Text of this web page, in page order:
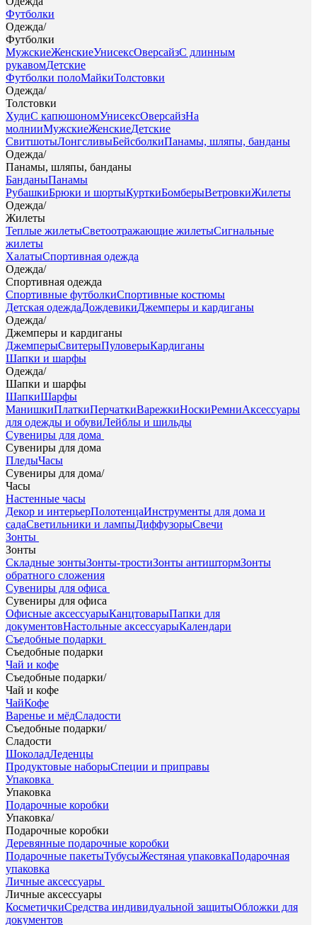
Футболки
Одежда/
Футболки
МужскиеЖенскиеУнисексОверсайзС длинным
рукавомДетские
Футболки полоМайкиТолстовки
Одежда/
Толстовки
ХудиС капюшономУнисексОверсайзНа
молнииМужскиеЖенскиеДетские
СвитшотыЛонгсливыБейсболкиПанамы, шляпы, банданы
Одежда/
Панамы, шляпы, банданы
БанданыПанамы
РубашкиБрюки и шортыКурткиБомберыВетровкиЖилеты
Одежда/
Жилеты
Теплые жилетыСветоотражающие жилетыСигнальные
жилеты
ХалатыСпортивная одежда
Одежда/
Спортивная одежда
Спортивные футболкиСпортивные костюмы
Детская одеждаДождевикиДжемперы и кардиганы
Одежда/
Джемперы и кардиганы
ДжемперыСвитерыПуловерыКардиганы
Шапки и шарфы
Одежда/
Шапки и шарфы
ШапкиШарфы
МанишкиПлаткиПерчаткиВарежкиНоскиРемниАксессуары
для одежды и обувиЛейблы и шильды
Сувениры для дома
Сувениры для дома
ПледыЧасы
Сувениры для дома/
Часы
Настенные часы
Декор и интерьерПолотенцаИнструменты для дома и
садаСветильники и лампыДиффузорыСвечи
Зонты
Зонты
Складные зонтыЗонты-тростиЗонты антиштормЗонты
обратного сложения
Сувениры для офиса
Сувениры для офиса
Офисные аксессуарыКанцтоварыПапки для
документовНастольные аксессуарыКалендари
Съедобные подарки
Съедобные подарки
Чай и кофе
Съедобные подарки/
Чай и кофе
ЧайКофе
Варенье и мёдСладости
Съедобные подарки/
Сладости
ШоколадЛеденцы
Продуктовые наборыСпеции и приправы
Упаковка
Упаковка
Подарочные коробки
Упаковка/
Подарочные коробки
Деревянные подарочные коробки
Подарочные пакетыТубусыЖестяная упаковкаПодарочная
упаковка
Личные аксессуары
Личные аксессуары
КосметичкиСредства индивидуальной защитыОбложки для
документов